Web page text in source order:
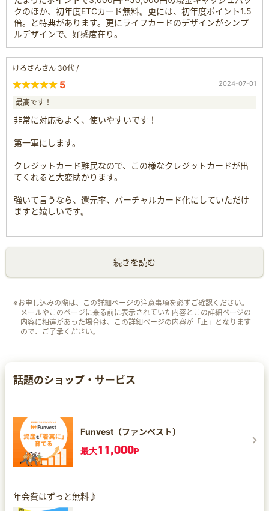
クのほか、初年度ETCカード無料。更には、初年度ポイント1.5
倍。と特典があります。更にライフカードのデザインがシンプ
ルデザインで、好感度在り。
けろさんさん 30代 /
5 2024-07-01
最高です！
非常に対応もよく、使いやすいです！
第一軍にします。
クレジットカード難民なので、この様なクレジットカードが出
てくれると大変助かります。
強いて言うなら、還元率、バーチャルカード化にしていただけ
ますと嬉しいです。
続きを読む
※お申し込みの際は、この詳細ページの注意事項を必ずご確認ください。
メールやこのページに来る前に表示されていた内容とこの詳細ページの
内容に相違があった場合は、この詳細ページの内容が「正」となります
ので、ご了承ください。
話題のショップ・サービス
Funvest（ファンベスト）
最大11,000P
年会費はずっと無料♪